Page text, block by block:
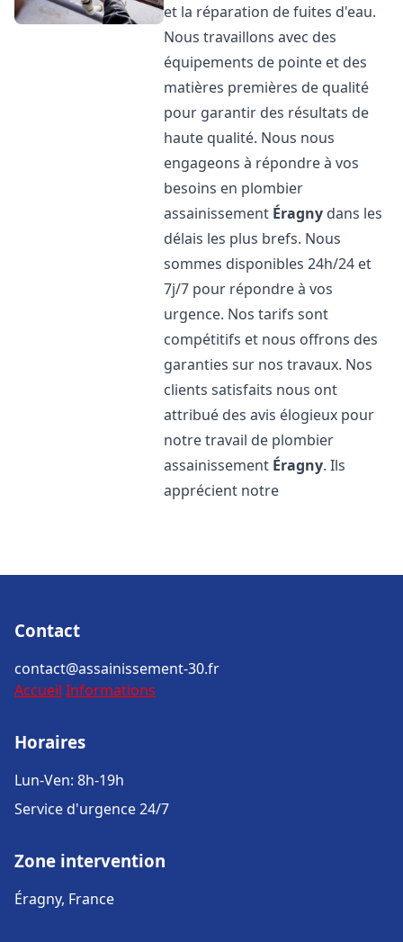
et la réparation de fuites d'eau.
Nous travaillons avec des
équipements de pointe et des
matières premières de qualité
pour garantir des résultats de
haute qualité. Nous nous
engageons à répondre à vos
besoins en plombier
assainissement Éragny dans les
délais les plus brefs. Nous
sommes disponibles 24h/24 et
7j/7 pour répondre à vos
urgence. Nos tarifs sont
compétitifs et nous offrons des
garanties sur nos travaux. Nos
clients satisfaits nous ont
attribué des avis élogieux pour
notre travail de plombier
assainissement Éragny. Ils
apprécient notre
Contact
contact@assainissement-30.fr
Accueil Informations
Horaires
Lun-Ven: 8h-19h
Service d'urgence 24/7
Zone intervention
Éragny, France